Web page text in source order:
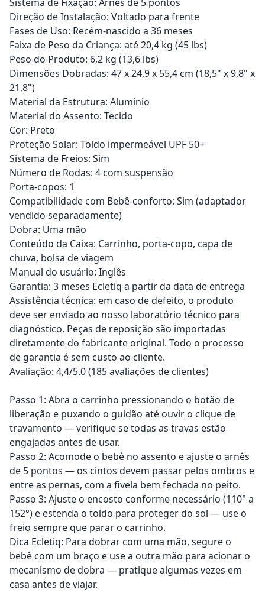
Direção de Instalação: Voltado para frente
Fases de Uso: Recém-nascido a 36 meses
Faixa de Peso da Criança: até 20,4 kg (45 lbs)
Peso do Produto: 6,2 kg (13,6 lbs)
Dimensões Dobradas: 47 x 24,9 x 55,4 cm (18,5" x 9,8" x
21,8")
Material da Estrutura: Alumínio
Material do Assento: Tecido
Cor: Preto
Proteção Solar: Toldo impermeável UPF 50+
Sistema de Freios: Sim
Número de Rodas: 4 com suspensão
Porta-copos: 1
Compatibilidade com Bebê-conforto: Sim (adaptador
vendido separadamente)
Dobra: Uma mão
Conteúdo da Caixa: Carrinho, porta-copo, capa de
chuva, bolsa de viagem
Manual do usuário: Inglês
Garantia: 3 meses Ecletiq a partir da data de entrega
Assistência técnica: em caso de defeito, o produto
deve ser enviado ao nosso laboratório técnico para
diagnóstico. Peças de reposição são importadas
diretamente do fabricante original. Todo o processo
de garantia é sem custo ao cliente.
Avaliação: 4,4/5.0 (185 avaliações de clientes)
Passo 1: Abra o carrinho pressionando o botão de
liberação e puxando o guidão até ouvir o clique de
travamento — verifique se todas as travas estão
engajadas antes de usar.
Passo 2: Acomode o bebê no assento e ajuste o arnês
de 5 pontos — os cintos devem passar pelos ombros e
entre as pernas, com a fivela bem fechada no peito.
Passo 3: Ajuste o encosto conforme necessário (110° a
152°) e estenda o toldo para proteger do sol — use o
freio sempre que parar o carrinho.
Dica Ecletiq: Para dobrar com uma mão, segure o
bebê com um braço e use a outra mão para acionar o
mecanismo de dobra — pratique algumas vezes em
casa antes de viajar.
Adicionar ao carrinho